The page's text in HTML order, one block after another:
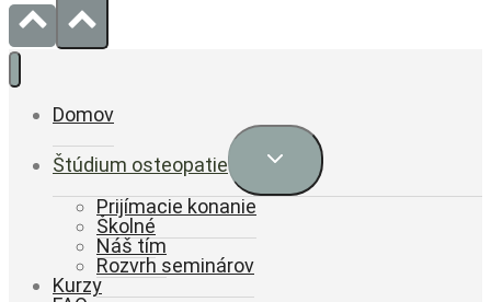
Domov
Štúdium osteopatie
Expand
Prijímacie konanie
Školné
Náš tím
Rozvrh seminárov
Kurzy